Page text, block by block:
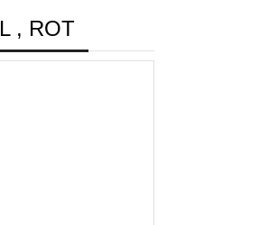
, ROT